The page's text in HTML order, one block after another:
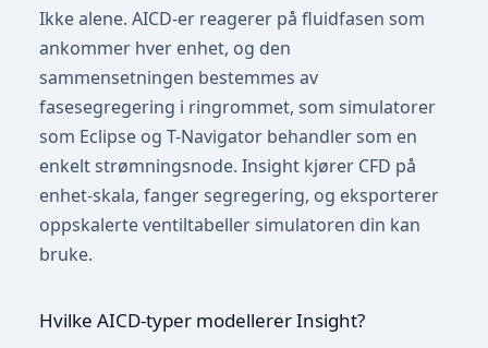
Ikke alene. AICD-er reagerer på fluidfasen som
ankommer hver enhet, og den
sammensetningen bestemmes av
fasesegregering i ringrommet, som simulatorer
som Eclipse og T-Navigator behandler som en
enkelt strømningsnode. Insight kjører CFD på
enhet-skala, fanger segregering, og eksporterer
oppskalerte ventiltabeller simulatoren din kan
bruke.
Hvilke AICD-typer modellerer Insight?